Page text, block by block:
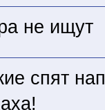
не ищут
спят